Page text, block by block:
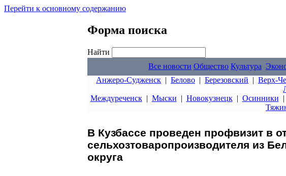
Перейти к основному содержанию
Форма поиска
Найти
Все новости Общество Культура
Анжеро-Судженск | Белово | Березовский | Верх-
Междуреченск| Мыски | Новокузнецк| Осинники |
В Кузбассе проведен профвизит в
сельхозтоваропроизводителя из
округа